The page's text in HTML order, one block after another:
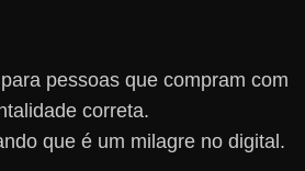
pessoas que compram com
correta.
que é um milagre no digital.